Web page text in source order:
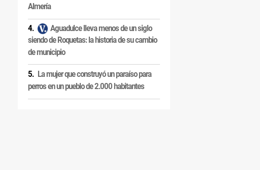
Almería
Aguadulce lleva menos de un siglo
siendo de Roquetas: la historia de su cambio
de municipio
La mujer que construyó un paraíso para
perros en un pueblo de 2.000 habitantes